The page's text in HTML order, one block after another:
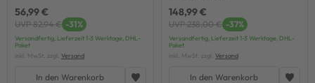
56,99 €
UVP 82,94 € -31%
Versandfertig, Lieferzeit 1-3 Werktage, DHL-
Paket
inkl. MwSt. zzgl. Versand
In den Warenkorb
148,99 €
UVP 238,00 € -37%
Versandfertig, Lieferzeit 1-3 Werktage, DHL-
Paket
inkl. MwSt. zzgl. Versand
In den Warenkorb